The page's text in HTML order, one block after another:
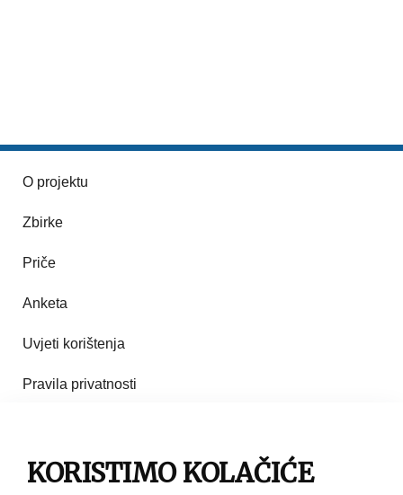
O projektu
Zbirke
Priče
Anketa
Uvjeti korištenja
Pravila privatnosti
Pravila korištenja
KORISTIMO KOLAČIĆE